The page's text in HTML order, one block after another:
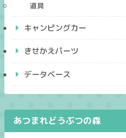
道具
キャンピングカー
きせかえパーツ
データベース
あつまれどうぶつの森